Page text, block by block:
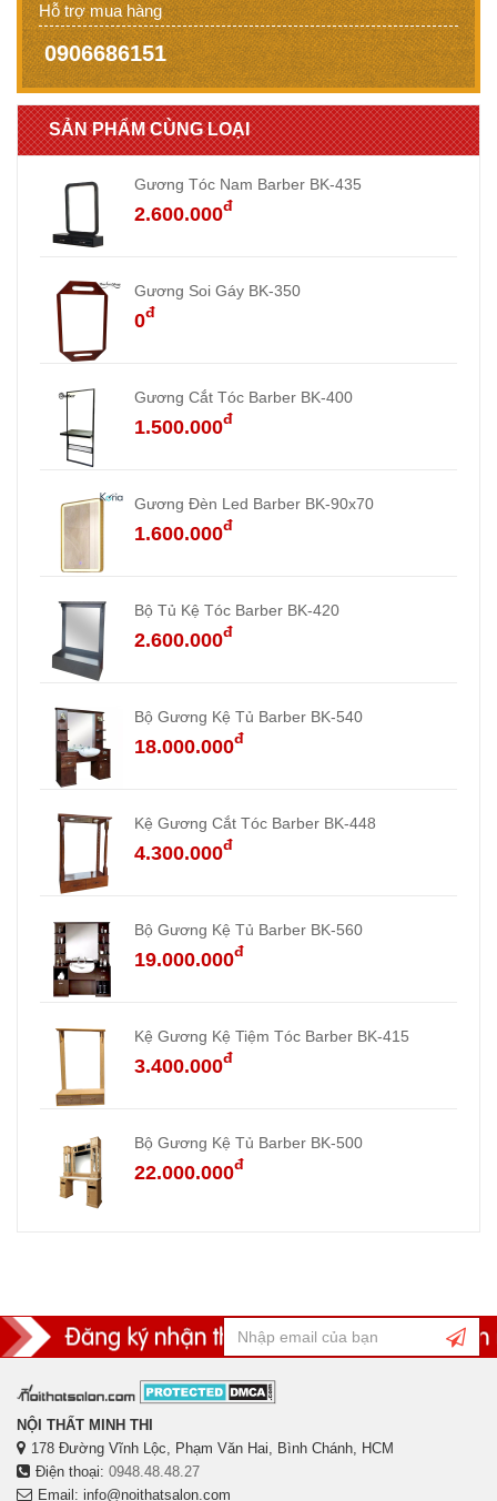
Hỗ trợ mua hàng
0906686151
SẢN PHẨM CÙNG LOẠI
Gương Tóc Nam Barber BK-435
2.600.000đ
Gương Soi Gáy BK-350
0đ
Gương Cắt Tóc Barber BK-400
1.500.000đ
Gương Đèn Led Barber BK-90x70
1.600.000đ
Bộ Tủ Kệ Tóc Barber BK-420
2.600.000đ
Bộ Gương Kệ Tủ Barber BK-540
18.000.000đ
Kệ Gương Cắt Tóc Barber BK-448
4.300.000đ
Bộ Gương Kệ Tủ Barber BK-560
19.000.000đ
Kệ Gương Kệ Tiệm Tóc Barber BK-415
3.400.000đ
Bộ Gương Kệ Tủ Barber BK-500
22.000.000đ
NỘI THẤT MINH THI
178 Đường Vĩnh Lộc, Phạm Văn Hai, Bình Chánh, HCM
Điện thoại: 0948.48.48.27
Email: info@noithatsalon.com